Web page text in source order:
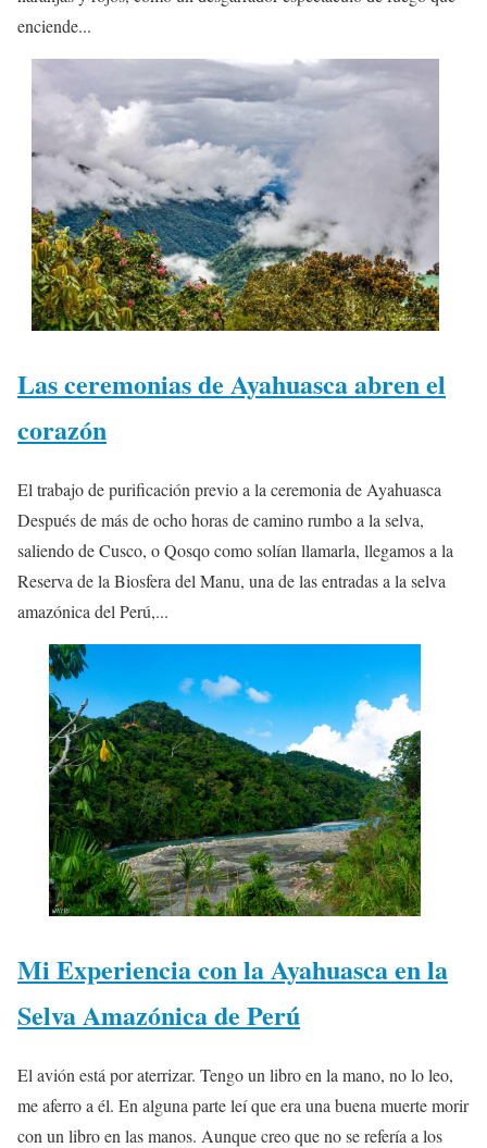
enciende...
Las ceremonias de Ayahuasca abren el
corazón
El trabajo de purificación previo a la ceremonia de Ayahuasca
Después de más de ocho horas de camino rumbo a la selva,
saliendo de Cusco, o Qosqo como solían llamarla, llegamos a la
Reserva de la Biosfera del Manu, una de las entradas a la selva
amazónica del Perú,...
Mi Experiencia con la Ayahuasca en la
Selva Amazónica de Perú
El avión está por aterrizar. Tengo un libro en la mano, no lo leo,
me aferro a él. En alguna parte leí que era una buena muerte morir
con un libro en las manos. Aunque creo que no se refería a los